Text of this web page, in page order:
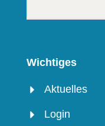
Wichtiges
Aktuelles
Login